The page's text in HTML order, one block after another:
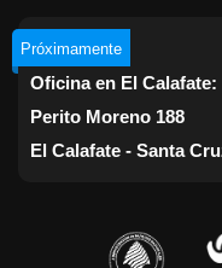
Próximamente
Oficina en El Calafate:
Perito Moreno 188
El Calafate - Santa